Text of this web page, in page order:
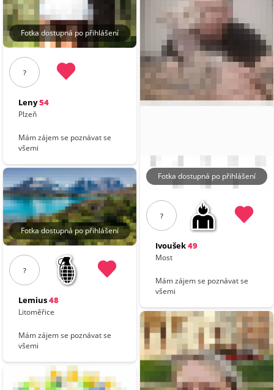
Fotka dostupná po přihlášení
?
Leny54
Plzeň
Mám zájem se poznávat se
všemi
Fotka dostupná po přihlášení
?
Lemius48
Litoměřice
Mám zájem se poznávat se
všemi
Fotka dostupná po přihlášení
?
Ivoušek49
Most
Mám zájem se poznávat se
všemi